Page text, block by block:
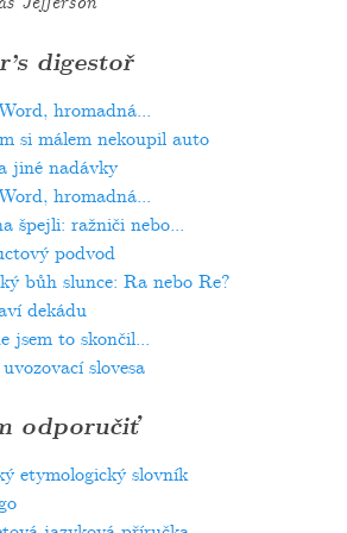
digestoř
hromadná...
si málem nekoupil auto
jiné nadávky
hromadná...
špejli: ražniči nebo...
podvod
bůh slunce: Ra nebo Re?
dekádu
jsem to skončil...
slovesa
odporučiť
etymologický slovník